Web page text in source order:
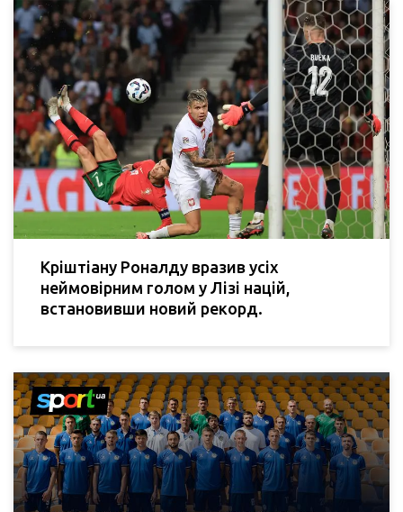
Кріштіану Роналду вразив усіх
неймовірним голом у Лізі націй,
встановивши новий рекорд.